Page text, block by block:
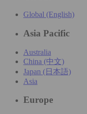
Global (English)
Asia Pacific
Australia
China (中文)
Japan (日本語)
Asia
Europe